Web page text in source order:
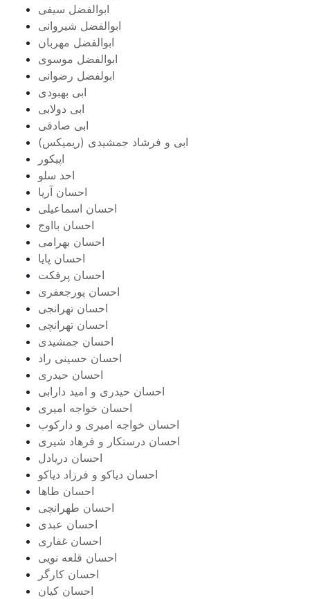
ابوالفضل سیفی
ابوالفضل شیروانی
ابوالفضل مهربان
ابوالفضل موسوی
ابولفضل رضوانی
ابی بهبودی
ابی دولابی
ابی صادقی
ابی و فرشاد جمشیدی (ریمیکس)
اپیکور
احد سلو
احسان آریا
احسان اسماعیلی
احسان بااوج
احسان بهرامی
احسان پایا
احسان پرفکت
احسان پورجعفری
احسان تهرانجی
احسان تهرانچی
احسان جمشیدی
احسان حسینی راد
احسان حیدری
احسان حیدری و امید دارابی
احسان خواجه امیری
احسان خواجه امیری و دارکوب
احسان درستكار و فرهاد شيرى
احسان دریادل
احسان دیاکو و فرزاد دیاکو
احسان طاها
احسان طهرانچی
احسان عبدی
احسان غفاری
احسان قلعه نویی
احسان کارگر
احسان کیان